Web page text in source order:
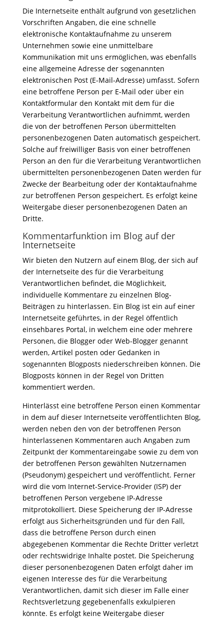
Die Internetseite enthält aufgrund von gesetzlichen
Vorschriften Angaben, die eine schnelle
elektronische Kontaktaufnahme zu unserem
Unternehmen sowie eine unmittelbare
Kommunikation mit uns ermöglichen, was ebenfalls
eine allgemeine Adresse der sogenannten
elektronischen Post (E-Mail-Adresse) umfasst. Sofern
eine betroffene Person per E-Mail oder über ein
Kontaktformular den Kontakt mit dem für die
Verarbeitung Verantwortlichen aufnimmt, werden
die von der betroffenen Person übermittelten
personenbezogenen Daten automatisch gespeichert.
Solche auf freiwilliger Basis von einer betroffenen
Person an den für die Verarbeitung Verantwortlichen
übermittelten personenbezogenen Daten werden für
Zwecke der Bearbeitung oder der Kontaktaufnahme
zur betroffenen Person gespeichert. Es erfolgt keine
Weitergabe dieser personenbezogenen Daten an
Dritte.
Kommentarfunktion im Blog auf der
Internetseite
Wir bieten den Nutzern auf einem Blog, der sich auf
der Internetseite des für die Verarbeitung
Verantwortlichen befindet, die Möglichkeit,
individuelle Kommentare zu einzelnen Blog-
Beiträgen zu hinterlassen. Ein Blog ist ein auf einer
Internetseite geführtes, in der Regel öffentlich
einsehbares Portal, in welchem eine oder mehrere
Personen, die Blogger oder Web-Blogger genannt
werden, Artikel posten oder Gedanken in
sogenannten Blogposts niederschreiben können. Die
Blogposts können in der Regel von Dritten
kommentiert werden.
Hinterlässt eine betroffene Person einen Kommentar
in dem auf dieser Internetseite veröffentlichten Blog,
werden neben den von der betroffenen Person
hinterlassenen Kommentaren auch Angaben zum
Zeitpunkt der Kommentareingabe sowie zu dem von
der betroffenen Person gewählten Nutzernamen
(Pseudonym) gespeichert und veröffentlicht. Ferner
wird die vom Internet-Service-Provider (ISP) der
betroffenen Person vergebene IP-Adresse
mitprotokolliert. Diese Speicherung der IP-Adresse
erfolgt aus Sicherheitsgründen und für den Fall,
dass die betroffene Person durch einen
abgegebenen Kommentar die Rechte Dritter verletzt
oder rechtswidrige Inhalte postet. Die Speicherung
dieser personenbezogenen Daten erfolgt daher im
eigenen Interesse des für die Verarbeitung
Verantwortlichen, damit sich dieser im Falle einer
Rechtsverletzung gegebenenfalls exkulpieren
könnte. Es erfolgt keine Weitergabe dieser